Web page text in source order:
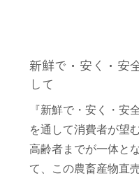
部
こだ
営
新鮮で・安く・安
して
『新鮮で・安く・安
を通して消費者が望
高齢者までが一体と
て、この農畜産物直